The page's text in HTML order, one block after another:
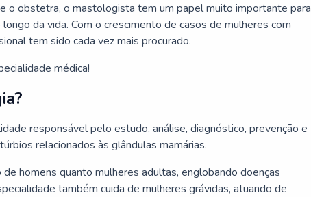
o obstetra, o mastologista tem um papel muito importante para
da vida. Com o crescimento de casos de mulheres com
tem sido cada vez mais procurado.
médica!
responsável pelo estudo, análise, diagnóstico, prevenção e
relacionados às glândulas mamárias.
homens quanto mulheres adultas, englobando doenças
também cuida de mulheres grávidas, atuando de